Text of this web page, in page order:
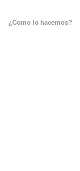
¿Como lo hacemos?